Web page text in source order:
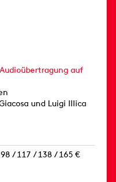
auf
und Luigi Illica
/ 117 / 138 / 165 €